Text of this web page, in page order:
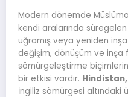
Modern dönemde
kendi aralarında
uğramış veya yeniden
değişim, dönüşüm ve
sömürgeleştirme
bir etkisi vardır.
İngiliz sömürgesi altındaki